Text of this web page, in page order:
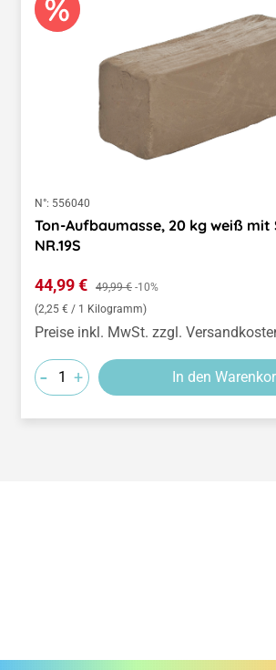
N°: 556040
Ton-Aufbaumasse, 20 kg weiß
NR.19S
Verkaufspreis:
44,99 € Regulärer Preis:
49,99 € -10%
(2,25 € / 1 Kilogramm)
Preise inkl. MwSt. zzgl.
- + In den